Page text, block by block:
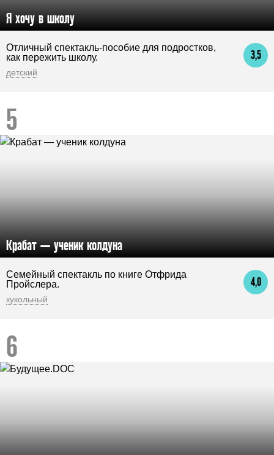
Я хочу в школу
3,5
Отличный спектакль-пособие для подростков,
как пережить школу.
детский
Крабат — ученик колдуна
4,0
Семейный спектакль по книге Отфрида
Пройслера.
кукольный